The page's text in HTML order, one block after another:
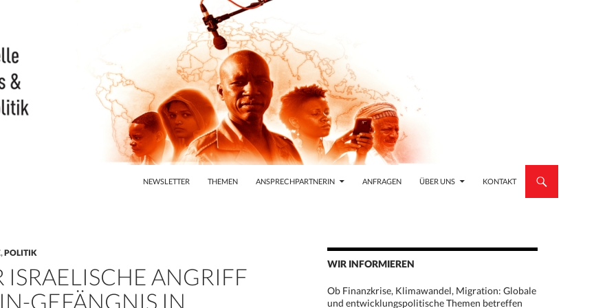
NEWSLETTER
THEMEN ANSPRECHPARTNERIN ANFRAGEN ÜBER UNS KONTAKT
,POLITIK
ISRAELISCHE ANGRIFF
GEFÄNGNIS IN
WIR INFORMIEREN
Ob Finanzkrise, Klimawandel, Migration: Globale
und entwicklungspolitische Themen betreffen